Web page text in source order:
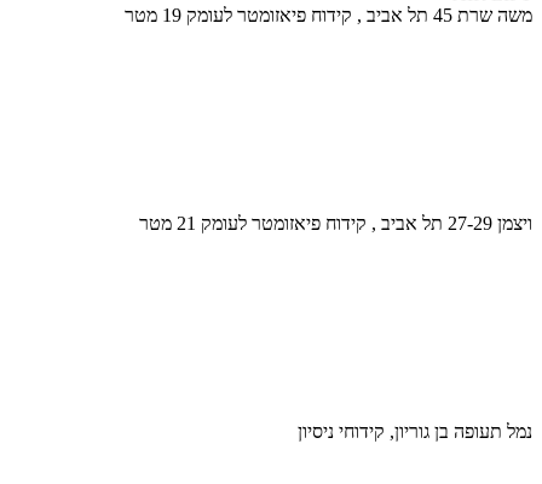
משה שרת 45 תל אביב , קידוח פיאזומטר לעומק 19 מטר
ויצמן 27-29 תל אביב , קידוח פיאזומטר לעומק 21 מטר
נמל תעופה בן גוריון, קידוחי ניסיון